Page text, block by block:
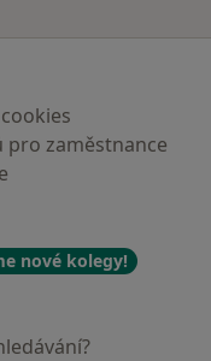
pro zaměstnance
nové kolegy!